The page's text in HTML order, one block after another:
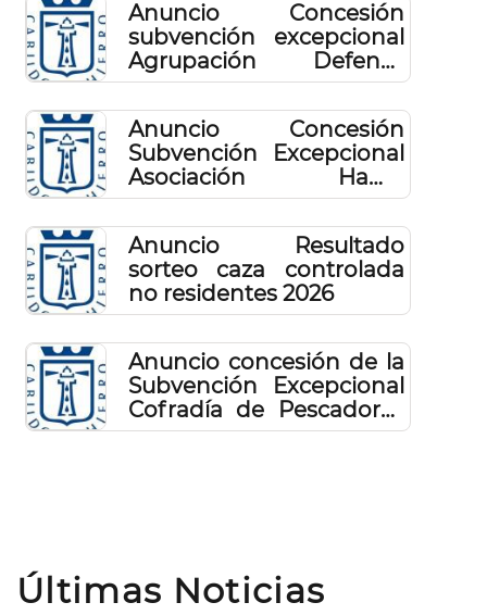
Anuncio Concesión
subvención excepcional
Agrupación Defensa
Sanitaria Ganadera 2026
Anuncio Concesión
Subvención Excepcional
Asociación Hama
Acompañamiento
Psicosocial 2026
Anuncio Resultado
sorteo caza controlada
no residentes 2026
Anuncio concesión de la
Subvención Excepcional
Cofradía de Pescadores
Nuestra Señora de Los
Últimas Noticias